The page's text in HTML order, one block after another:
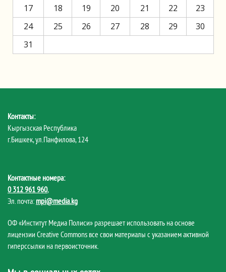
17
18 19 20 21 22
23
24
25 26 27 28 29
30
31
Контакты:
Кыргызская Республика
г.Бишкек, ул.Панфилова, 124
Контактные номера:
0 312 961 960,
Эл. почта: mpi@media.kg
ОФ «Институт Медиа Полиси» разрешает использовать на основе
лицензии Creative Commons все свои материалы с указанием активной
гиперссылки на первоисточник.